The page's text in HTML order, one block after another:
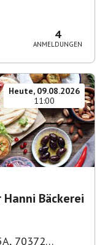
4
ANMELDUNGEN
Heute, 09.08.2026
11:00
Bäckerei
70372